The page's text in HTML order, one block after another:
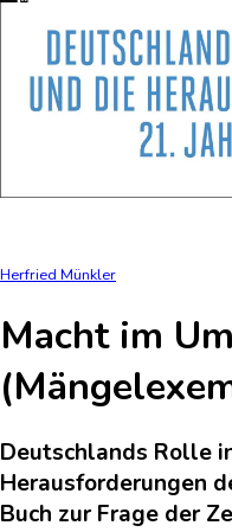
Herfried Münkler
Macht im
Deutschlands Rolle
Herausforderungen
Buch zur Frage der